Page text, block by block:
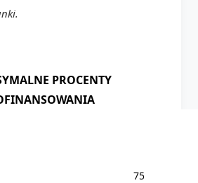
PROCENTY
75